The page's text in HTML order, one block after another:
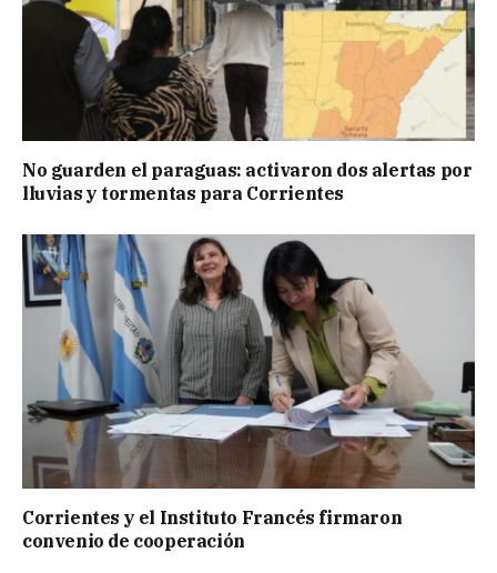
No guarden el paraguas: activaron dos alertas por
lluvias y tormentas para Corrientes
Corrientes y el Instituto Francés firmaron
convenio de cooperación